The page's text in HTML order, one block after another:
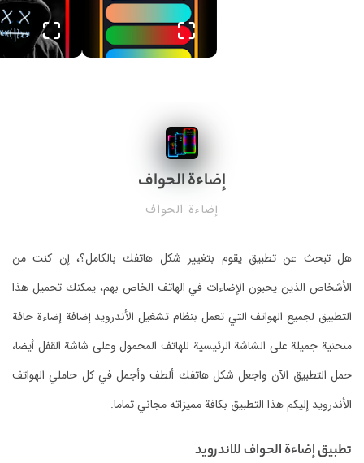
إضاءة الحواف
إضاءة الحواف
هل تبحث عن تطبيق يقوم بتغيير شكل هاتفك بالكامل؟، إن كنت من
الأشخاص الذين يحبون الإضاءات في الهاتف الخاص بهم، يمكنك تحميل هذا
التطبيق لجميع الهواتف التي تعمل بنظام تشغيل الأندرويد إضافة إضاءة حافة
منحنية جميلة على الشاشة الرئيسية للهاتف المحمول وعلى شاشة القفل أيضا،
حمل التطبيق الآن واجعل شكل هاتفك ألطف وأجمل في كل حاملي الهواتف
الأندرويد إليكم هذا التطبيق بكافة مميزاته مجاني تماما.
تطبيق إضاءة الحواف للاندرويد